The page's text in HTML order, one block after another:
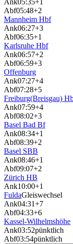
Ank05:35+1
Abf05:48+2
Mannheim Hbf
Ank06:27+3
Abf06:35+1
Karlsruhe Hbf
Ank06:57+2
Abf06:59+3
Offenburg
Ank07:27+4
Abf07:28+5
Freiburg(Breisgau)
Ank07:59+4
Abf08:02+3
Basel Bad Bf
Ank08:34+1
Abf08:39+2
Basel SBB
Ank08:46+1
Abf09:07+2
Zürich HB
Ank10:00+1
FuldaGleiswechsel
Ank04:31+7
Abf04:33+6
Kassel-Wilhelmshöhe
Ank03:52pünktlich
Abf03:54pünktlich